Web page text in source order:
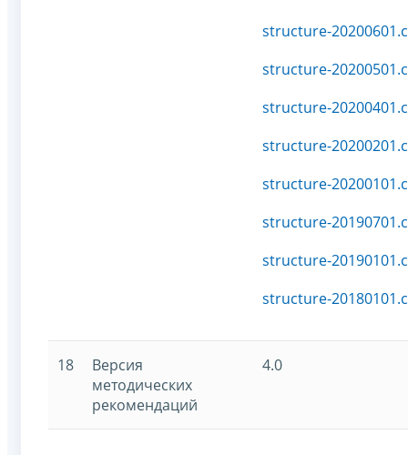
structure-
structure-
structure-
structure-
structure-
structure-
structure-
structure-
18
Версия
методических
рекомендаций
4.0